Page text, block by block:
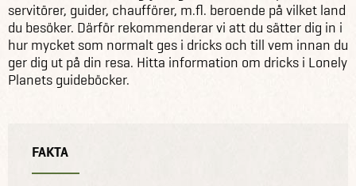
servitörer, guider, chaufförer, m.fl. beroende på vilket land
du besöker. Därför rekommenderar vi att du sätter dig in i
hur mycket som normalt ges i dricks och till vem innan du
ger dig ut på din resa. Hitta information om dricks i Lonely
Planets guideböcker.
FAKTA